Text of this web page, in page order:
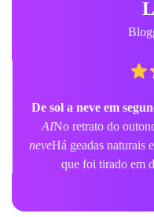
De sol a neve em
AINo retrato do
neveHá geadas naturais
que foi tirado em